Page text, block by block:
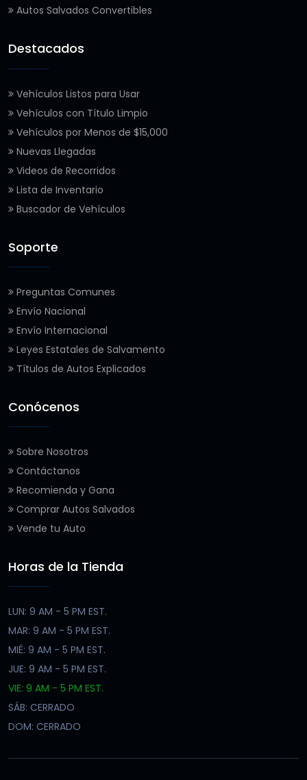
Autos Salvados Convertibles
Destacados
Vehículos Listos para Usar
Vehículos con Título Limpio
Vehículos por Menos de $15,000
Nuevas Llegadas
Videos de Recorridos
Lista de Inventario
Buscador de Vehículos
Soporte
Preguntas Comunes
Envío Nacional
Envío Internacional
Leyes Estatales de Salvamento
Títulos de Autos Explicados
Conócenos
Sobre Nosotros
Contáctanos
Recomienda y Gana
Comprar Autos Salvados
Vende tu Auto
Horas de la Tienda
LUN: 9 AM - 5 PM EST.
MAR: 9 AM - 5 PM EST.
MIÉ: 9 AM - 5 PM EST.
JUE: 9 AM - 5 PM EST.
VIE: 9 AM - 5 PM EST.
SÁB: CERRADO
DOM: CERRADO